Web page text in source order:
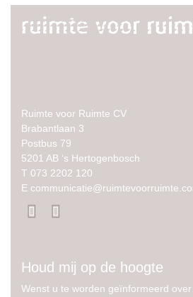
Ruimte voor Ruimte CV
Brabantlaan 3
Postbus 79
5201 AB ‘s Hertogenbosch
T 073 2202 120
E
Houd mij op de hoogte
Wenst u te worden geïnformeerd